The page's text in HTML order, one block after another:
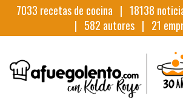
7033 recetas de cocina | 18138
| 582 autores | 21